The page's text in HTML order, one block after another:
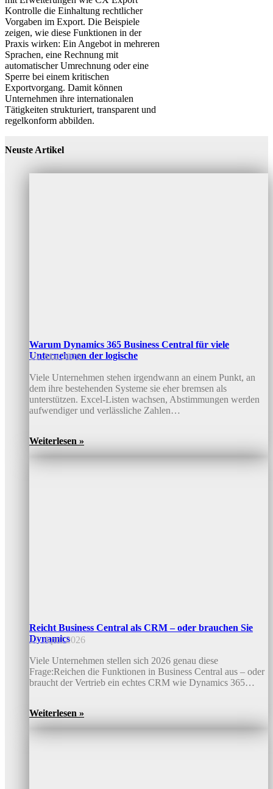
Kontrolle die Einhaltung rechtlicher
Vorgaben im Export. Die Beispiele
zeigen, wie diese Funktionen in der
Praxis wirken: Ein Angebot in mehreren
Sprachen, eine Rechnung mit
automatischer Umrechnung oder eine
Sperre bei einem kritischen
Exportvorgang. Damit können
Unternehmen ihre internationalen
Tätigkeiten strukturiert, transparent und
regelkonform abbilden.
Neuste Artikel
Warum Dynamics 365 Business Central für viele
Unternehmen der logische
15. Mai 2026
Viele Unternehmen stehen irgendwann an einem Punkt, an
dem ihre bestehenden Systeme sie eher bremsen als
unterstützen. Excel-Listen wachsen, Abstimmungen werden
aufwendiger und verlässliche Zahlen…
Weiterlesen »
Reicht Business Central als CRM – oder brauchen Sie
Dynamics
17. April 2026
Viele Unternehmen stellen sich 2026 genau diese
Frage:Reichen die Funktionen in Business Central aus – oder
braucht der Vertrieb ein echtes CRM wie Dynamics 365…
Weiterlesen »